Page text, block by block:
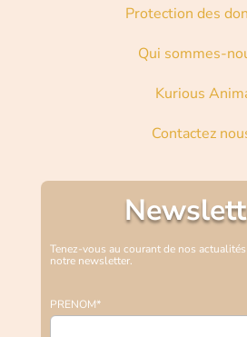
Protection des
Qui sommes-
Kurious
Contactez
Tenez-vous au courant de nos
notre newsletter.
PRENOM*